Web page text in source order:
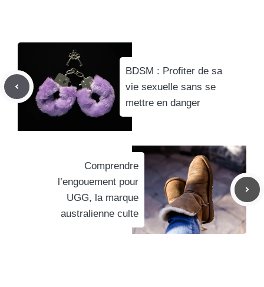
BDSM : Profiter de sa
vie sexuelle sans se
mettre en danger
Comprendre
l’engouement pour
UGG, la marque
australienne culte